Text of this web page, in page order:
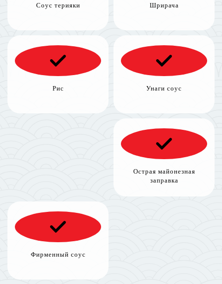
Соус терияки Шрирача
Рис Унаги соус
Острая майонезная
заправка
Фирменный соус